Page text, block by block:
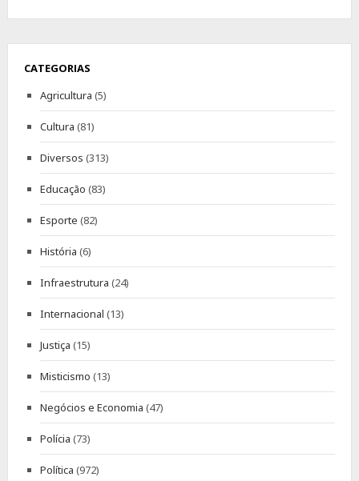
CATEGORIAS
Agricultura (5)
Cultura (81)
Diversos (313)
Educação (83)
Esporte (82)
História (6)
Infraestrutura (24)
Internacional (13)
Justiça (15)
Misticismo (13)
Negócios e Economia (47)
Polícia (73)
Política (972)